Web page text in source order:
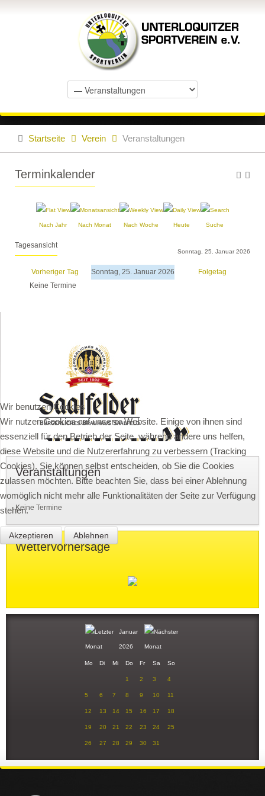
Startseite Verein Veranstaltungen
Terminkalender
Nach Jahr Nach Monat Nach Woche Heute Suche
Tagesansicht
Sonntag, 25. Januar 2026
Vorheriger Tag Sonntag, 25. Januar 2026
Folgetag
Keine Termine
Veranstaltungen
Keine Termine
Wettervorhersage
Januar
2026
Mo Di Mi Do Fr Sa So
1 2 3 4
5 6 7 8 9 10 11
12 13 14 15 16 17 18
19 20 21 22 23 24 25
26 27 28 29 30 31
Wir benutzen Cookies
Wir nutzen Cookies auf unserer Website. Einige von ihnen sind
essenziell für den Betrieb der Seite, während andere uns helfen,
diese Website und die Nutzererfahrung zu verbessern (Tracking
Cookies). Sie können selbst entscheiden, ob Sie die Cookies
zulassen möchten. Bitte beachten Sie, dass bei einer Ablehnung
womöglich nicht mehr alle Funktionalitäten der Seite zur Verfügung
stehen.
Akzeptieren Ablehnen